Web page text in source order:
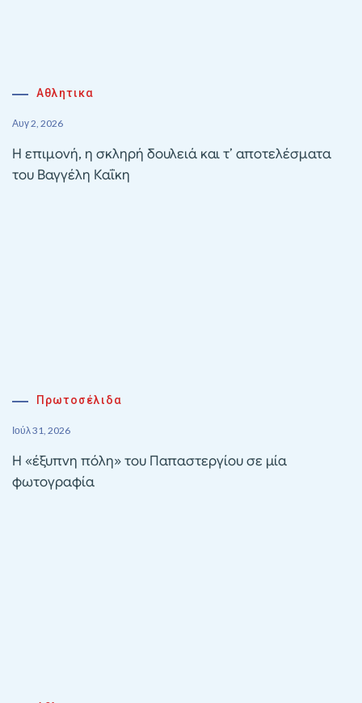
Αθλητικα
Αυγ 2, 2026
Η επιμονή, η σκληρή δουλειά και τ’ αποτελέσματα
του Βαγγέλη Καΐκη
Πρωτοσέλιδα
Ιούλ 31, 2026
Η «έξυπνη πόλη» του Παπαστεργίου σε μία
φωτογραφία